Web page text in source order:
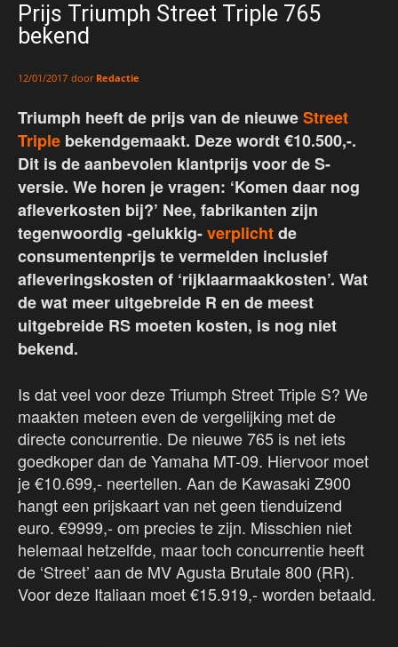
Prijs Triumph Street Triple 765
bekend
12/01/2017 door Redactie
Triumph heeft de prijs van de nieuweStreet
Triple bekendgemaakt. Deze wordt €10.500,-.
Dit is de aanbevolen klantprijs voor de S-
versie. We horen je vragen: ‘Komen daar nog
afleverkosten bij?’ Nee, fabrikanten zijn
tegenwoordig -gelukkig-verplichtde
consumentenprijs te vermelden inclusief
afleveringskosten of ‘rijklaarmaakkosten’. Wat
de wat meer uitgebreide R en de meest
uitgebreide RS moeten kosten, is nog niet
bekend.
Is dat veel voor deze Triumph Street Triple S? We
maakten meteen even de vergelijking met de
directe concurrentie. De nieuwe 765 is net iets
goedkoper dan de Yamaha MT-09. Hiervoor moet
je €10.699,- neertellen. Aan de Kawasaki Z900
hangt een prijskaart van net geen tienduizend
euro. €9999,- om precies te zijn. Misschien niet
helemaal hetzelfde, maar toch concurrentie heeft
de ‘Street’ aan de MV Agusta Brutale 800 (RR).
Voor deze Italiaan moet €15.919,- worden betaald.